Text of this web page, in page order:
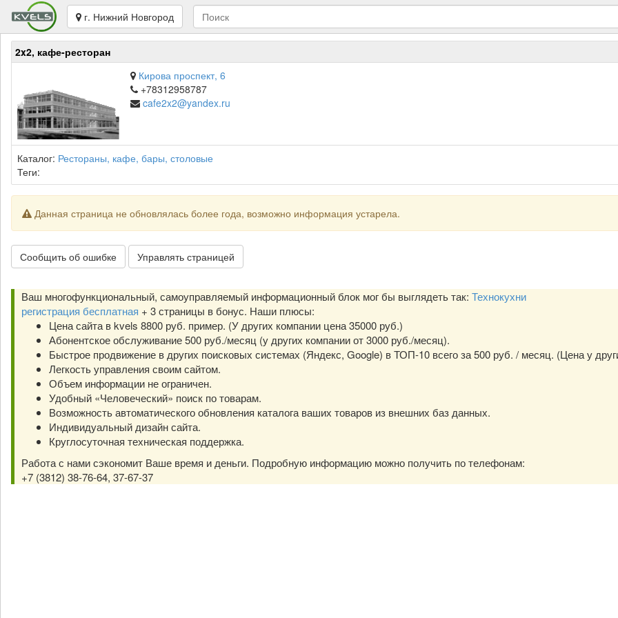
г. Нижний Новгород
2x2, кафе-ресторан
Кирова проспект, 6
+78312958787
cafe2x2@yandex.ru
Каталог: Рестораны, кафе, бары, столовые
Теги:
Данная страница не обновлялась более года, возможно информация устарела.
Сообщить об ошибке Управлять страницей
Ваш многофункциональный, самоуправляемый информационный блок мог бы выглядеть так: Технокухни
регистрация бесплатная + 3 страницы в бонус. Наши плюсы:
Цена сайта в kvels 8800 руб. пример. (У других компании цена 35000 руб.)
Абонентское обслуживание 500 руб./месяц (у других компании от 3000 руб./месяц).
Быстрое продвижение в других поисковых системах (Яндекс, Google) в ТОП-10 всего за 500 руб. / месяц. (Цена у
Легкость управления своим сайтом.
Объем информации не ограничен.
Удобный «Человеческий» поиск по товарам.
Возможность автоматического обновления каталога ваших товаров из внешних баз данных.
Индивидуальный дизайн сайта.
Круглосуточная техническая поддержка.
Работа с нами сэкономит Ваше время и деньги. Подробную информацию можно получить по телефонам:
+7 (3812) 38-76-64, 37-67-37